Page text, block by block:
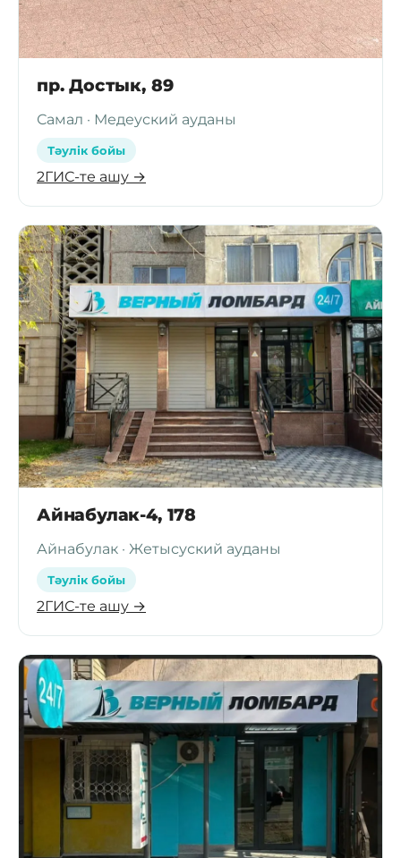
пр. Достык, 89
Самал · Медеуский ауданы
Тәулік бойы
2ГИС-те ашу →
Айнабулак-4, 178
Айнабулак · Жетысуский ауданы
Тәулік бойы
2ГИС-те ашу →